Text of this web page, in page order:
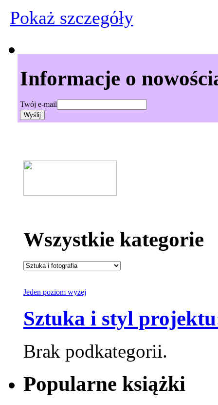
Pokaż szczegόły
Informacje o
Twój e-mail
Wszystkie kategorie
Jeden poziom wyżej
Sztuka i styl
Brak podkategorii.
Popularne książki